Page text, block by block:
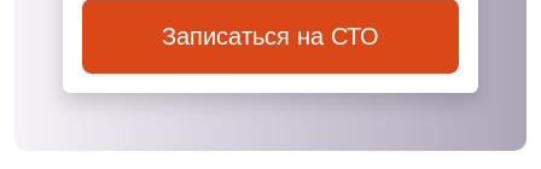
Записаться на СТО